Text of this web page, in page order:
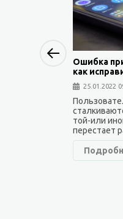
Previous
Ошибка
как
25.01.2022
той-или
перестает